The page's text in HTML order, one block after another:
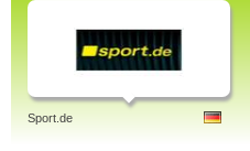
Sport.de